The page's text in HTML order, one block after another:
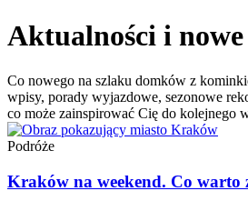
Aktualności i
Co nowego na szlaku domków z
wpisy, porady wyjazdowe, sezonowe
co może zainspirować Cię do kolejnego
Podróże
Kraków na weekend. Co warto